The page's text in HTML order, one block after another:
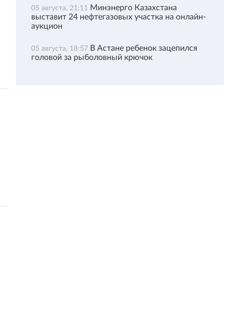
05 августа, 21:11 Минэнерго Казахстана
выставит 24 нефтегазовых участка на онлайн-
аукцион
05 августа, 18:57 В Астане ребенок зацепился
головой за рыболовный крючок